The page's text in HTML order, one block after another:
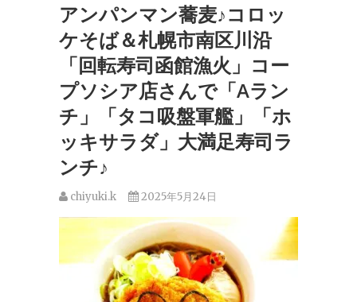
アンパンマン蕎麦♪コロッ
ケそば＆札幌市南区川沿
「回転寿司函館漁火」コー
プソシア店さんで「Aラン
チ」「タコ吸盤軍艦」「ホ
ッキサラダ」大満足寿司ラ
ンチ♪
chiyuki.k 2025年5月24日